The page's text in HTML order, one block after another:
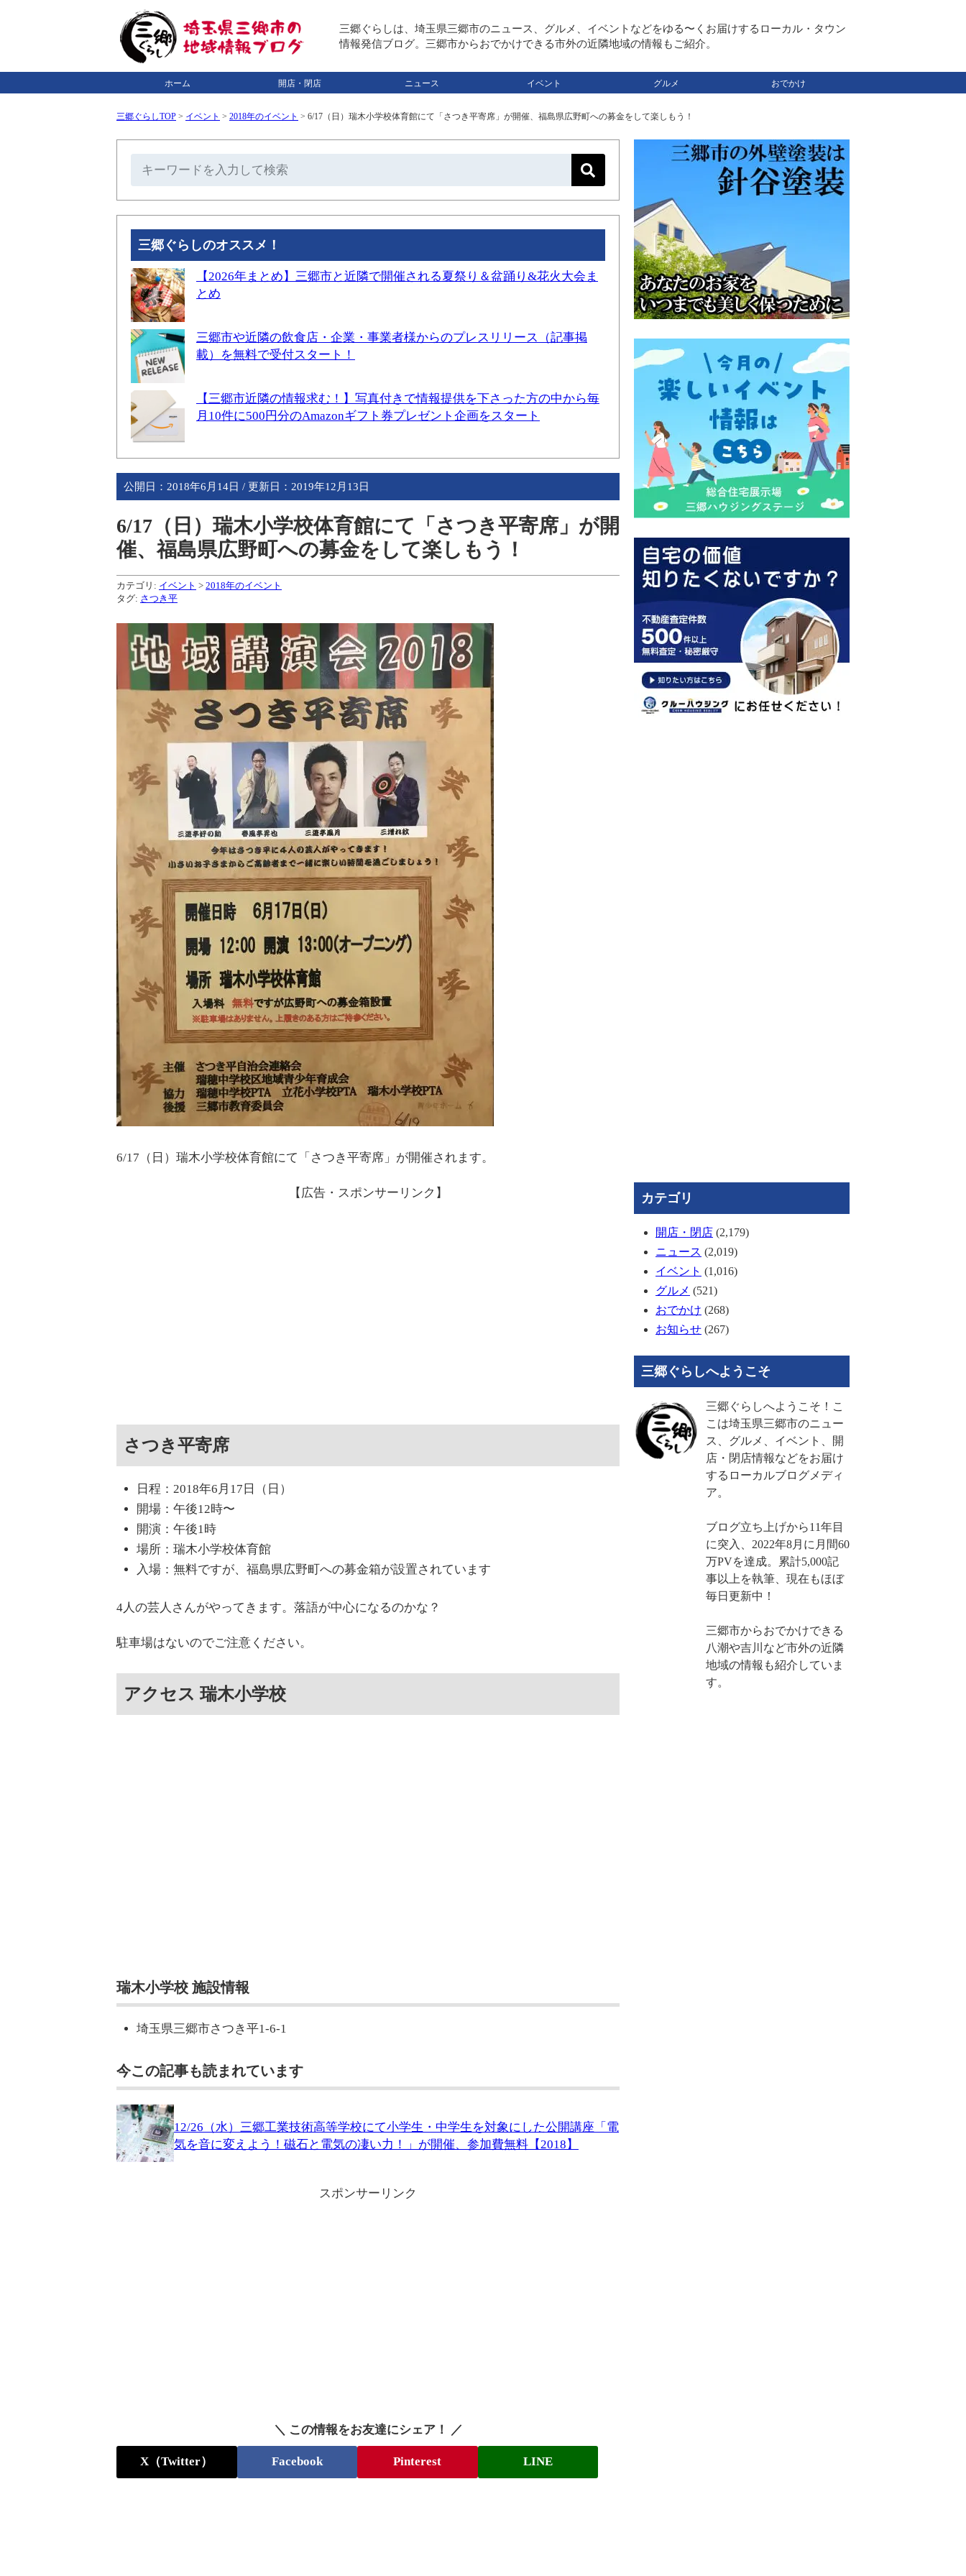
三郷ぐらしは、埼玉県三郷市のニュース、グルメ、イベントなどをゆる〜くお届けするローカル・タウン
情報発信ブログ。三郷市からおでかけできる市外の近隣地域の情報もご紹介。
ホーム 開店・閉店 ニュース イベント グルメ おでかけ
三郷ぐらしTOP > イベント > 2018年のイベント > 6/17（日）瑞木小学校体育館にて「さつき平寄席」が開催、福島県広野町への募金をして楽しもう！
三郷ぐらしのオススメ！
【2026年まとめ】三郷市と近隣で開催される夏祭り＆盆踊り&花火大会ま
とめ
三郷市や近隣の飲食店・企業・事業者様からのプレスリリース（記事掲
載）を無料で受付スタート！
【三郷市近隣の情報求む！】写真付きで情報提供を下さった方の中から毎
月10件に500円分のAmazonギフト券プレゼント企画をスタート
公開日： 2018年6月14日 / 更新日： 2019年12月13日
6/17（日）瑞木小学校体育館にて「さつき平寄席」が開
催、福島県広野町への募金をして楽しもう！
カテゴリ: イベント > 2018年のイベント
タグ: さつき平
6/17（日）瑞木小学校体育館にて「さつき平寄席」が開催されます。
【広告・スポンサーリンク】
さつき平寄席
日程：2018年6月17日（日）
開場：午後12時〜
開演：午後1時
場所：瑞木小学校体育館
入場：無料ですが、福島県広野町への募金箱が設置されています
4人の芸人さんがやってきます。落語が中心になるのかな？
駐車場はないのでご注意ください。
アクセス 瑞木小学校
瑞木小学校 施設情報
埼玉県三郷市さつき平1-6-1
今この記事も読まれています
12/26（水）三郷工業技術高等学校にて小学生・中学生を対象にした公開講座「電
気を音に変えよう！磁石と電気の凄い力！」が開催、参加費無料【2018】
スポンサーリンク
＼ この情報をお友達にシェア！ ／
X（Twitter） Facebook Pinterest LINE
カテゴリ
開店・閉店 (2,179)
ニュース (2,019)
イベント (1,016)
グルメ (521)
おでかけ (268)
お知らせ (267)
三郷ぐらしへようこそ
三郷ぐらしへようこそ！こ
こは埼玉県三郷市のニュー
ス、グルメ、イベント、開
店・閉店情報などをお届け
するローカルブログメディ
ア。
ブログ立ち上げから11年目
に突入、2022年8月に月間60
万PVを達成。累計5,000記
事以上を執筆、現在もほぼ
毎日更新中！
三郷市からおでかけできる
八潮や吉川など市外の近隣
地域の情報も紹介していま
す。